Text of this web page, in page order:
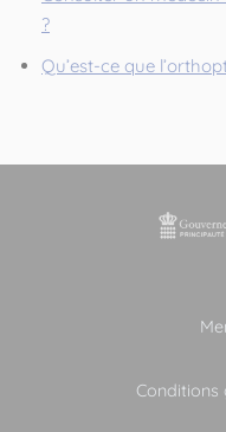
?
Qu’est-ce que
Conditions